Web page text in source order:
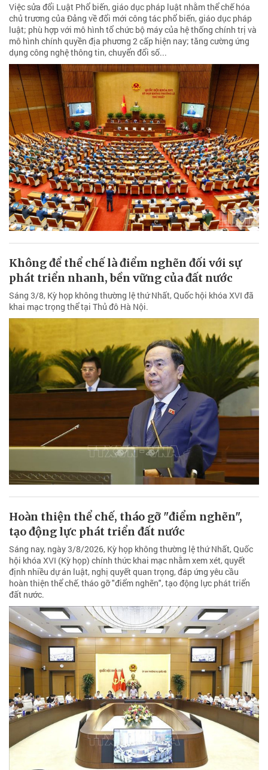
Việc sửa đổi Luật Phổ biến, giáo dục pháp luật nhằm thể chế hóa
chủ trương của Đảng về đổi mới công tác phổ biến, giáo dục pháp
luật; phù hợp với mô hình tổ chức bộ máy của hệ thống chính trị và
mô hình chính quyền địa phương 2 cấp hiện nay; tăng cường ứng
dụng công nghệ thông tin, chuyển đổi số...
Không để thể chế là điểm nghẽn đối với sự
phát triển nhanh, bền vững của đất nước
Sáng 3/8, Kỳ họp không thường lệ thứ Nhất, Quốc hội khóa XVI đã
khai mạc trọng thể tại Thủ đô Hà Nội.
Hoàn thiện thể chế, tháo gỡ "điểm nghẽn",
tạo động lực phát triển đất nước
Sáng nay, ngày 3/8/2026, Kỳ họp không thường lệ thứ Nhất, Quốc
hội khóa XVI (Kỳ họp) chính thức khai mạc nhằm xem xét, quyết
định nhiều dự án luật, nghị quyết quan trọng, đáp ứng yêu cầu
hoàn thiện thể chế, tháo gỡ "điểm nghẽn", tạo động lực phát triển
đất nước.